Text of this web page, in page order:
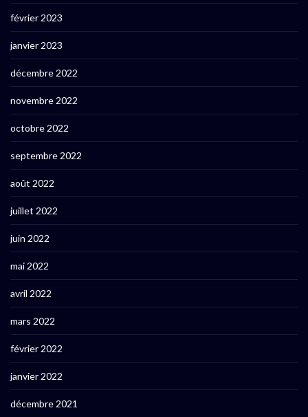
février 2023
janvier 2023
décembre 2022
novembre 2022
octobre 2022
septembre 2022
août 2022
juillet 2022
juin 2022
mai 2022
avril 2022
mars 2022
février 2022
janvier 2022
décembre 2021